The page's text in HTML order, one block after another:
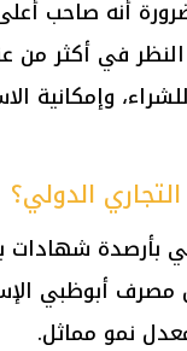
أنه صاحب
في أكثر من
وإمكانية
الدولي؟
11.4%، بينما حل مصرف